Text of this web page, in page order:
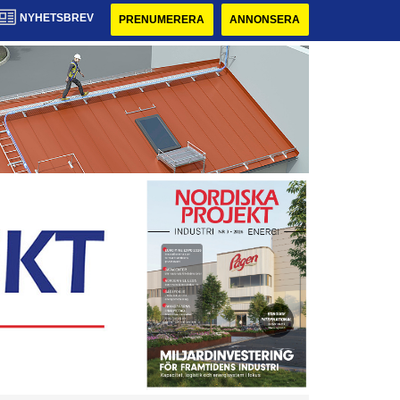
NYHETSBREV PRENUMERERA ANNONSERA